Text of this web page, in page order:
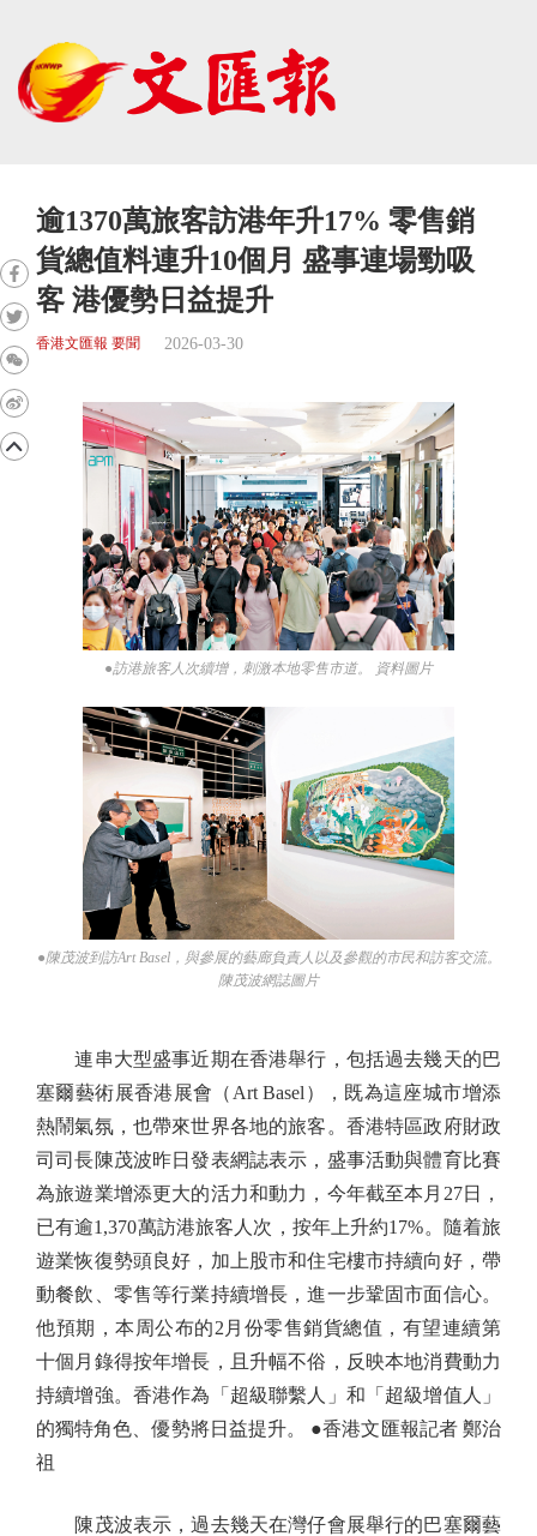
逾1370萬旅客訪港年升17% 零售銷
貨總值料連升10個月 盛事連場勁吸
客 港優勢日益提升
香港文匯報 要聞 2026-03-30
●訪港旅客人次續增，刺激本地零售市道。 資料圖片
●陳茂波到訪Art Basel，與參展的藝廊負責人以及參觀的市民和訪客交流。
陳茂波網誌圖片
連串大型盛事近期在香港舉行，包括過去幾天的巴
塞爾藝術展香港展會（Art Basel），既為這座城市增添
熱鬧氣氛，也帶來世界各地的旅客。香港特區政府財政
司司長陳茂波昨日發表網誌表示，盛事活動與體育比賽
為旅遊業增添更大的活力和動力，今年截至本月27日，
已有逾1,370萬訪港旅客人次，按年上升約17%。隨着旅
遊業恢復勢頭良好，加上股市和住宅樓市持續向好，帶
動餐飲、零售等行業持續增長，進一步鞏固市面信心。
他預期，本周公布的2月份零售銷貨總值，有望連續第
十個月錄得按年增長，且升幅不俗，反映本地消費動力
持續增強。香港作為「超級聯繫人」和「超級增值人」
的獨特角色、優勢將日益提升。 ●香港文匯報記者 鄭治
祖
陳茂波表示，過去幾天在灣仔會展舉行的巴塞爾藝